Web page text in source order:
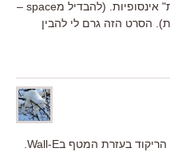
שאין בו. למרות שיש בו הכל וב"כמויות" אינסופיות. (להבדיל מspace –
הסרט הזה גרם לי להבין